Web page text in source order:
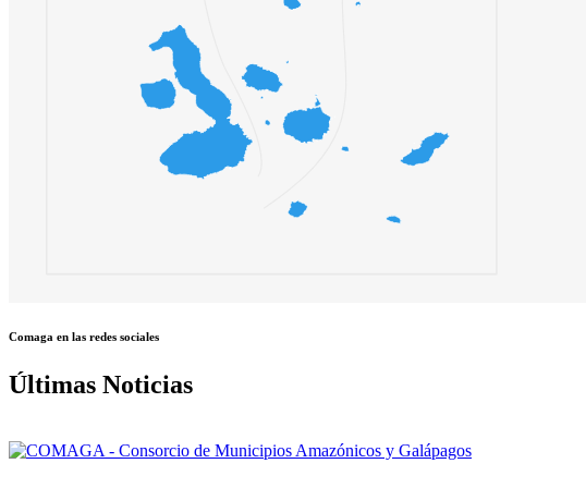
Comaga en las redes sociales
Últimas Noticias